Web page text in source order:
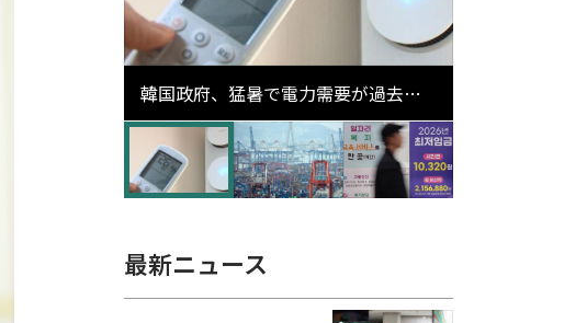
韓国政府、猛暑で電力需要が過去最
高更新の可能性に需給対応体制を点
検
最新ニュース